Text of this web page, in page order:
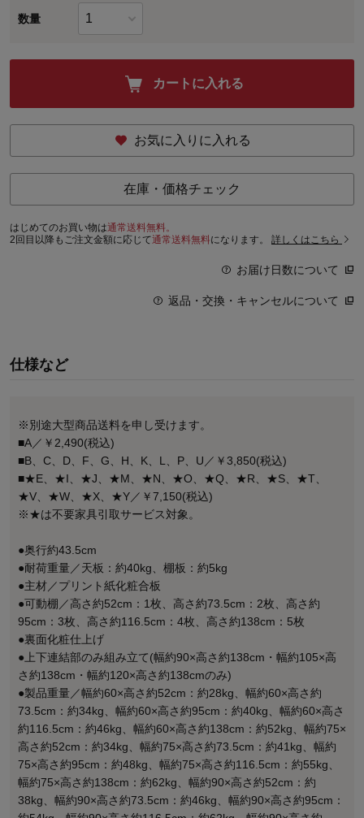
数量
カートに入れる
お気に入りに入れる
在庫・価格チェック
はじめてのお買い物は通常送料無料。
2回目以降もご注文金額に応じて通常送料無料になります。 詳しくはこちら
お届け日数について
返品・交換・キャンセルについて
仕様など
※別途大型商品送料を申し受けます。
■A／￥2,490(税込)
■B、C、D、F、G、H、K、L、P、U／￥3,850(税込)
■★E、★I、★J、★M、★N、★O、★Q、★R、★S、★T、
★V、★W、★X、★Y／￥7,150(税込)
※★は不要家具引取サービス対象。
●奥行約43.5cm
●耐荷重量／天板：約40kg、棚板：約5kg
●主材／プリント紙化粧合板
●可動棚／高さ約52cm：1枚、高さ約73.5cm：2枚、高さ約
95cm：3枚、高さ約116.5cm：4枚、高さ約138cm：5枚
●裏面化粧仕上げ
●上下連結部のみ組み立て(幅約90×高さ約138cm・幅約105×高
さ約138cm・幅約120×高さ約138cmのみ)
●製品重量／幅約60×高さ約52cm：約28kg、幅約60×高さ約
73.5cm：約34kg、幅約60×高さ約95cm：約40kg、幅約60×高さ
約116.5cm：約46kg、幅約60×高さ約138cm：約52kg、幅約75×
高さ約52cm：約34kg、幅約75×高さ約73.5cm：約41kg、幅約
75×高さ約95cm：約48kg、幅約75×高さ約116.5cm：約55kg、
幅約75×高さ約138cm：約62kg、幅約90×高さ約52cm：約
38kg、幅約90×高さ約73.5cm：約46kg、幅約90×高さ約95cm：